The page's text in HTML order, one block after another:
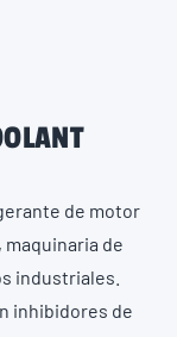
de motor
de
industriales.
inhibidores de